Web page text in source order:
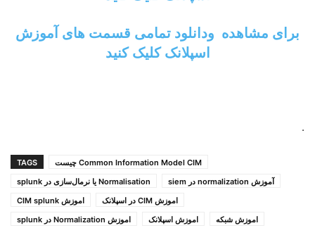
برای مشاهده ودانلود تمامی قسمت های آموزش
اسپلانک کلیک کنید
.
TAGS
Common Information Model CIM چیست
Normalisation یا نرمال‌سازی در splunk
آموزش normalization در siem
اموزش CIM splunk
اموزش CIM در اسپلانک
اموزش Normalization در splunk
اموزش اسپلانک اموزش شبکه